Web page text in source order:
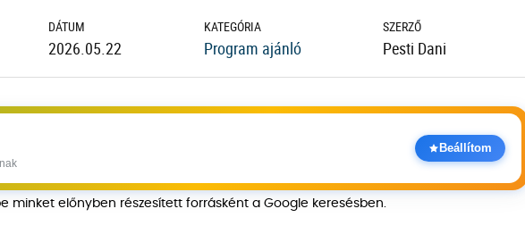
DÁTUM
2026.05.22
KATEGÓRIA
Program ajánló
SZERZŐ
Pesti Dani
Beállítom
minket előnyben részesített forrásként a Google keresésben.